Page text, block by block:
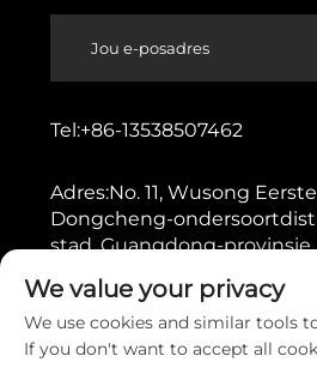
Tel:+86-13538507462
Adres:No. 11, Wusong
Dongcheng-
stad, Guangdong-provinsie
Kopiereg © 2026 deur Dongguan
Ltd.
Privatheidbeleid
We value your privacy
We use cookies and similar tools
If you don't want to accept all